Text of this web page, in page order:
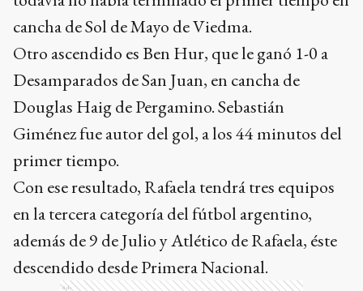
cancha de Sol de Mayo de Viedma.
Otro ascendido es Ben Hur, que le ganó 1-0 a
Desamparados de San Juan, en cancha de
Douglas Haig de Pergamino. Sebastián
Giménez fue autor del gol, a los 44 minutos del
primer tiempo.
Con ese resultado, Rafaela tendrá tres equipos
en la tercera categoría del fútbol argentino,
además de 9 de Julio y Atlético de Rafaela, éste
descendido desde Primera Nacional.
Ads